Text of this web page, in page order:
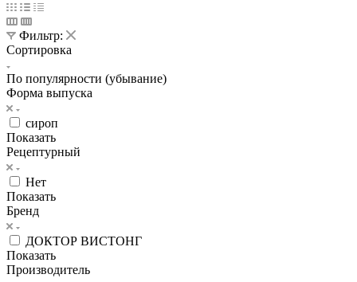
Фильтр:
Сортировка
По популярности (убывание)
Форма выпуска
сироп
Показать
Рецептурный
Нет
Показать
Бренд
ДОКТОР ВИСТОНГ
Показать
Производитель